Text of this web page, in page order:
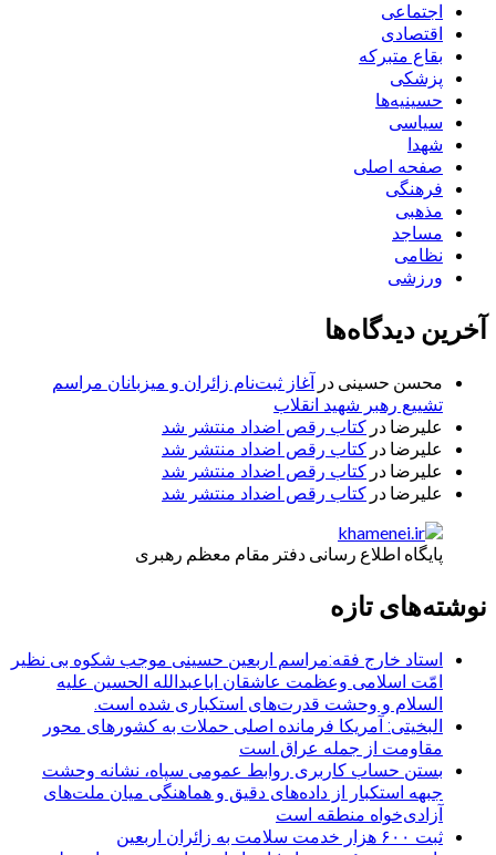
اجتماعی
اقتصادی
بقاع متبرکه
پزشکی
حسینیه‌ها
سیاسی
شهدا
صفحه اصلی
فرهنگی
مذهبی
مساجد
نظامی
ورزشی
آخرین دیدگاه‌ها
محسن حسینی در آغاز ثبت‌نام زائران و میزبانان مراسم
تشییع رهبر شهید انقلاب
علیرضا در کتاب رقص اضداد منتشر شد
علیرضا در کتاب رقص اضداد منتشر شد
علیرضا در کتاب رقص اضداد منتشر شد
علیرضا در کتاب رقص اضداد منتشر شد
پایگاه اطلاع رسانی دفتر مقام معظم رهبری
نوشته‌های تازه
استاد خارج فقه:مراسم اربعین حسینی موجب شکوه بی نظیر
امّت اسلامی وعظمت عاشقان اباعبدالله الحسین علیه
السلام و وحشت قدرت‌های استکباری شده است.
البخیتی: آمریکا فرمانده اصلی حملات به کشورهای محور
مقاومت از جمله عراق است
بستن حساب کاربری روابط عمومی سپاه، نشانه‌ وحشت
جبهه استکبار از داده‌های دقیق و هماهنگی میان ملت‌های
آزادی‌خواه منطقه است
ثبت ۶۰۰ هزار خدمت سلامت به زائران اربعین